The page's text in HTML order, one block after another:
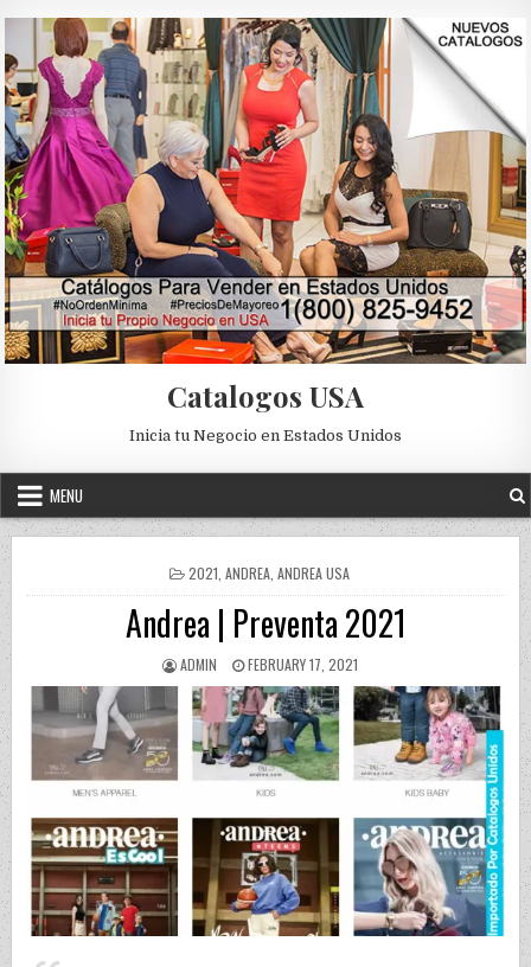
Catalogos USA
Inicia tu Negocio en Estados Unidos
MENU
POSTED IN
2021, ANDREA, ANDREA USA
Andrea | Preventa 2021
AUTHOR:
ADMIN PUBLISHED DATE:
FEBRUARY 17, 2021